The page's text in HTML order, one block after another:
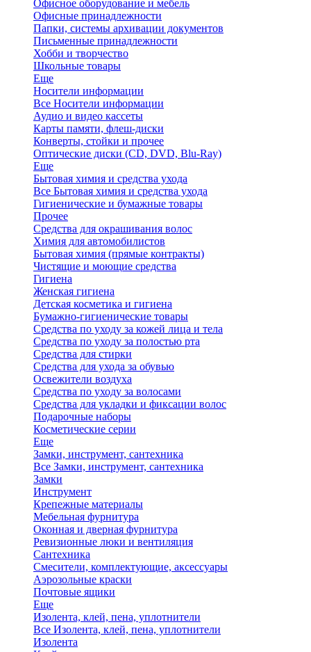
Офисное оборудование и мебель
Офисные принадлежности
Папки, системы архивации документов
Письменные принадлежности
Хобби и творчество
Школьные товары
Еще
Носители информации
Все Носители информации
Аудио и видео кассеты
Карты памяти, флеш-диски
Конверты, стойки и прочее
Оптические диски (CD, DVD, Blu-Ray)
Еще
Бытовая химия и средства ухода
Все Бытовая химия и средства ухода
Гигиенические и бумажные товары
Прочее
Средства для окрашивания волос
Химия для автомобилистов
Бытовая химия (прямые контракты)
Чистящие и моющие средства
Гигиена
Женская гигиена
Детская косметика и гигиена
Бумажно-гигиенические товары
Средства по уходу за кожей лица и тела
Средства по уходу за полостью рта
Средства для стирки
Средства для ухода за обувью
Освежители воздуха
Средства по уходу за волосами
Средства для укладки и фиксации волос
Подарочные наборы
Косметические серии
Еще
Замки, инструмент, сантехника
Все Замки, инструмент, сантехника
Замки
Инструмент
Крепежные материалы
Мебельная фурнитура
Оконная и дверная фурнитура
Ревизионные люки и вентиляция
Сантехника
Смесители, комплектующие, аксессуары
Аэрозольные краски
Почтовые ящики
Еще
Изолента, клей, пена, уплотнители
Все Изолента, клей, пена, уплотнители
Изолента